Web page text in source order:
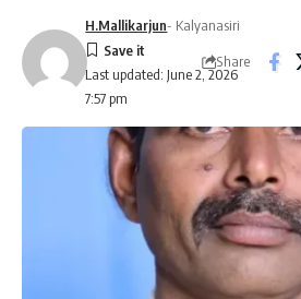
Last updated: June 2, 2026
7:57 pm
H.Mallikarjun- Kalyanasiri
Share